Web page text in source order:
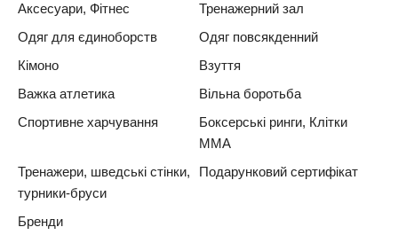
Аксесуари, Фітнес
Тренажерний зал
Одяг для єдиноборств
Одяг повсякденний
Кімоно
Взуття
Важка атлетика
Вільна боротьба
Спортивне харчування
Боксерські ринги, Клітки
ММА
Тренажери, шведські стінки,
турники-бруси
Подарунковий сертифікат
Бренди